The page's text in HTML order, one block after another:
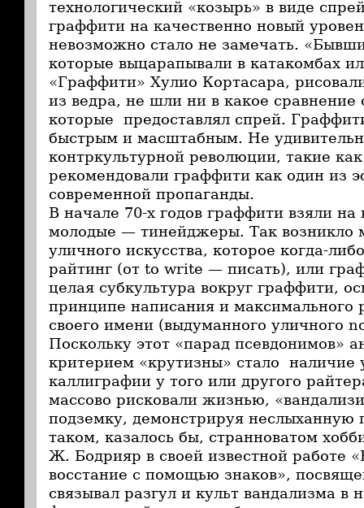
технологический «козырь» в виде
граффити на качественно новый
невозможно стало не замечать.
которые выцарапывали в катакомбах
«Граффити» Хулио Кортасара,
из ведра, не шли ни в какое
которые предоставлял спрей.
быстрым и масштабным. Не
контркультурной революции, такие
рекомендовали граффити как один из
современной пропаганды.
В начале 70-х годов граффити взяли
молодые — тинейджеры. Так возникло
уличного искусства, которое когда-
райтинг (от to write — писать), или
целая субкультура вокруг граффити,
принципе написания и максимального
своего имени (выдуманного уличного
Поскольку этот «парад псевдонимов»
критерием «крутизны» стало наличие
каллиграфии у того или другого
массово рисковали жизнью,
подземку, демонстрируя неслыханную
таком, казалось бы, странноватом
Ж. Бодрияр в своей известной работе
восстание с помощью знаков»,
связывал разгул и культ вандализма в